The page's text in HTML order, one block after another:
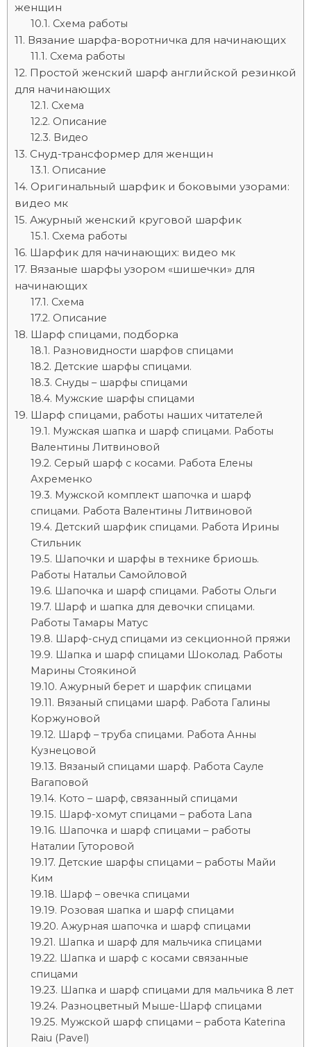
женщин
Схема работы
Вязание шарфа-воротничка для начинающих
Схема работы
Простой женский шарф английской резинкой
для начинающих
Схема
Описание
Видео
Снуд-трансформер для женщин
Описание
Оригинальный шарфик и боковыми узорами:
видео мк
Ажурный женский круговой шарфик
Схема работы
Шарфик для начинающих: видео мк
Вязаные шарфы узором «шишечки» для
начинающих
Схема
Описание
Шарф спицами, подборка
Разновидности шарфов спицами
Детские шарфы спицами.
Снуды – шарфы спицами
Мужские шарфы спицами
Шарф спицами, работы наших читателей
Мужская шапка и шарф спицами. Работы
Валентины Литвиновой
Серый шарф с косами. Работа Елены
Ахременко
Мужской комплект шапочка и шарф
спицами. Работа Валентины Литвиновой
Детский шарфик спицами. Работа Ирины
Стильник
Шапочки и шарфы в технике бриошь.
Работы Натальи Самойловой
Шапочка и шарф спицами. Работы Ольги
Шарф и шапка для девочки спицами.
Работы Тамары Матус
Шарф-снуд спицами из секционной пряжи
Шапка и шарф спицами Шоколад. Работы
Марины Стоякиной
Ажурный берет и шарфик спицами
Вязаный спицами шарф. Работа Галины
Коржуновой
Шарф – труба спицами. Работа Анны
Кузнецовой
Вязаный спицами шарф. Работа Сауле
Вагаповой
Кото – шарф, связанный спицами
Шарф-хомут спицами – работа Lana
Шапочка и шарф спицами – работы
Наталии Гуторовой
Детские шарфы спицами – работы Майи
Ким
Шарф – овечка спицами
Розовая шапка и шарф спицами
Ажурная шапочка и шарф спицами
Шапка и шарф для мальчика спицами
Шапка и шарф с косами связанные
спицами
Шапка и шарф спицами для мальчика 8 лет
Разноцветный Мыше-Шарф спицами
Мужской шарф спицами – работа Katerina
Raiu (Pavel)